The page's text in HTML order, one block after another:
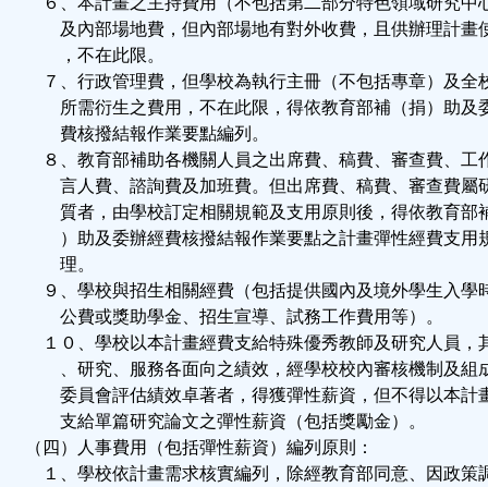
及內部場地費，但內部場地有對外收費，且供辦理計畫
，不在此限。
７、行政管理費，但學校為執行主冊（不包括專章）及全
所需衍生之費用，不在此限，得依教育部補（捐）助及
費核撥結報作業要點編列。
８、教育部補助各機關人員之出席費、稿費、審查費、工
言人費、諮詢費及加班費。但出席費、稿費、審查費屬
質者，由學校訂定相關規範及支用原則後，得依教育部
）助及委辦經費核撥結報作業要點之計畫彈性經費支用
理。
９、學校與招生相關經費（包括提供國內及境外學生入學
公費或獎助學金、招生宣導、試務工作費用等）。
１０、學校以本計畫經費支給特殊優秀教師及研究人員，
、研究、服務各面向之績效，經學校校內審核機制及組
委員會評估績效卓著者，得獲彈性薪資，但不得以本計
支給單篇研究論文之彈性薪資（包括獎勵金）。
（四）人事費用（包括彈性薪資）編列原則：
１、學校依計畫需求核實編列，除經教育部同意、因政策